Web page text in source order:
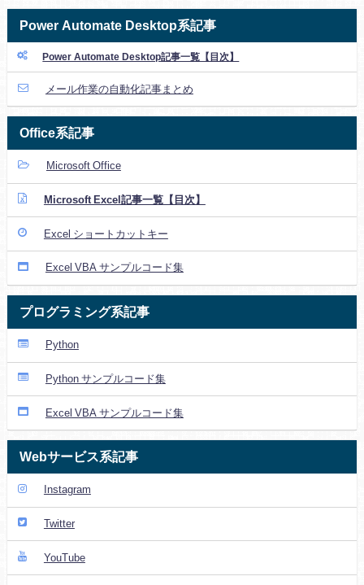
Power Automate Desktop系記事
Power Automate Desktop記事一覧【目次】
メール作業の自動化記事まとめ
Office系記事
Microsoft Office
Microsoft Excel記事一覧【目次】
Excel ショートカットキー
Excel VBA サンプルコード集
プログラミング系記事
Python
Python サンプルコード集
Excel VBA サンプルコード集
Webサービス系記事
Instagram
Twitter
YouTube